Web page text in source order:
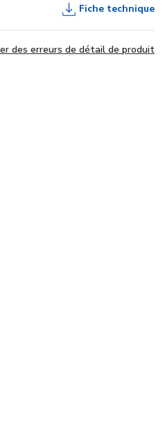
Fiche technique
des erreurs de détail de produit